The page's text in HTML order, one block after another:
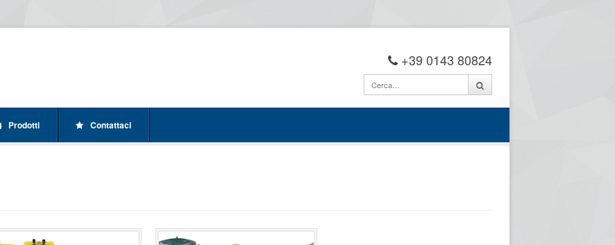
+39 0143 80824
Prodotti Contattaci